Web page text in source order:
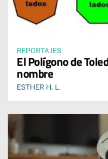
REPORTAJES
El Polígono de
nombre
ESTHER H. L.